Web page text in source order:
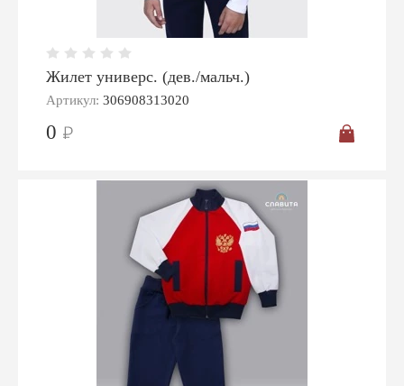
Жилет универс. (дев./мальч.)
Артикул: 306908313020
0